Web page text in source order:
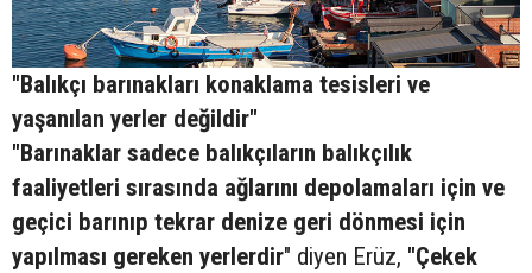
"Balıkçı barınakları konaklama tesisleri ve
yaşanılan yerler değildir"
"Barınaklar sadece balıkçıların balıkçılık
faaliyetleri sırasında ağlarını depolamaları için ve
geçici barınıp tekrar denize geri dönmesi için
yapılması gereken yerlerdir" diyen Erüz, "Çekek